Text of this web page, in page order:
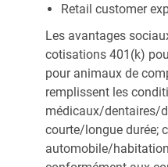
Retail customer
Les avantages
cotisations 401(k)
pour animaux de
remplissent les
médicaux/dentaires/
courte/longue durée;
automobile/